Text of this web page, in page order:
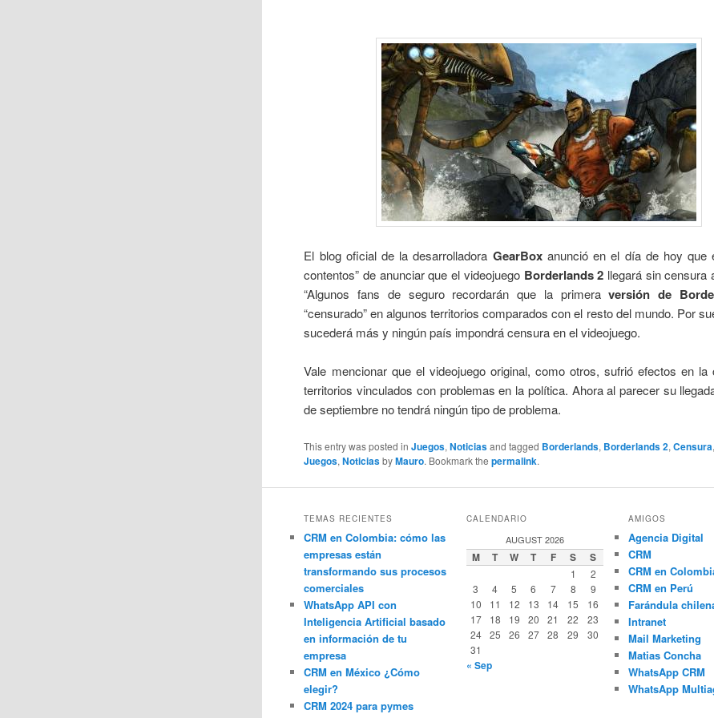
El blog oficial de la desarrolladora GearBoxanunció en el día de hoy que
contentos” de anunciar que el videojuego Borderlands 2 llegará sin censura
“Algunos fans de seguro recordarán que la primeraversión de
“censurado” en algunos territorios comparados con el resto del mundo. Por
sucederá más y ningún país impondrá censura en el videojuego.
Vale mencionar que el videojuego original, como otros, sufrió efectos en la
territorios vinculados con problemas en la política. Ahora al parecer su
de septiembre no tendrá ningún tipo de problema.
This entry was posted inJuegos,Noticiasand tagged Borderlands, Borderlands 2,Censura
Juegos,NoticiasbyMauro. Bookmark thepermalink.
TEMAS RECIENTES
CRM en Colombia: cómo las
empresas están
transformando sus procesos
comerciales
WhatsApp API con
Inteligencia Artificial basado
en información de tu
empresa
CRM en México ¿Cómo
elegir?
CRM 2024 para pymes
CALENDARIO
AUGUST 2026
M T W T F S S
1
2
3
4 5 6 7 8
9
10
11 12 13 14 15
16
17
18 19 20 21 22
23
24
25 26 27 28 29
30
31
« Sep
AMIGOS
Agencia Digital
CRM
CRM en
CRM en Perú
Farándula
Intranet
Mail Marketing
Matias Concha
WhatsApp CRM
WhatsApp